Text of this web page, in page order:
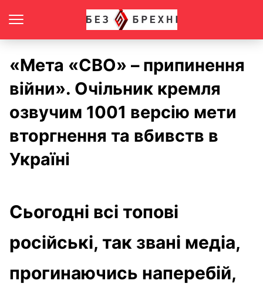
«Мета «СВО» – припинення
війни». Очільник кремля
озвучим 1001 версію мети
вторгнення та вбивств в
Україні
Сьогодні всі топові
російські, так звані медіа,
прогинаючись наперебій,